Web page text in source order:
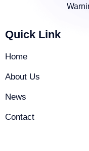
Quick Link
Home
About Us
News
Contact